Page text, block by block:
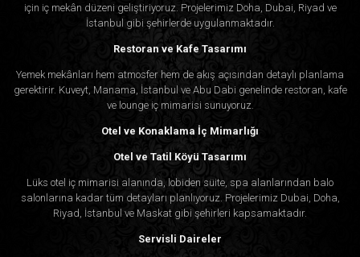
için iç mekân düzeni geliştiriyoruz. Projelerimiz Doha, Dubai, Riyad ve
İstanbul gibi şehirlerde uygulanmaktadır.
Restoran ve Kafe Tasarımı
Yemek mekânları hem atmosfer hem de akış açısından detaylı planlama
gerektirir. Kuveyt, Manama, İstanbul ve Abu Dabi genelinde restoran, kafe
ve lounge iç mimarisi sunuyoruz.
Otel ve Konaklama İç Mimarlığı
Otel ve Tatil Köyü Tasarımı
Lüks otel iç mimarisi alanında, lobiden süite, spa alanlarından balo
salonlarına kadar tüm detayları planlıyoruz. Projelerimiz Dubai, Doha,
Riyad, İstanbul ve Maskat gibi şehirleri kapsamaktadır.
Servisli Daireler